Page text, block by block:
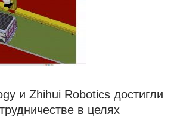
и Zhihui Robotics достигли
в целях